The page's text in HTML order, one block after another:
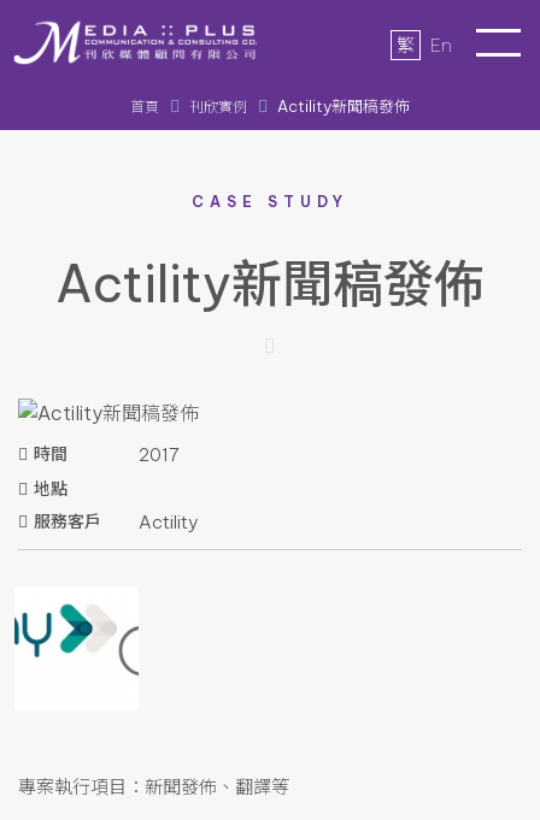
繁 En
首頁 刊欣實例 Actility新聞稿發佈
CASE STUDY
Actility新聞稿發佈
時間 2017
地點
服務客戶
Actility
專案執行項目：新聞發佈、翻譯等